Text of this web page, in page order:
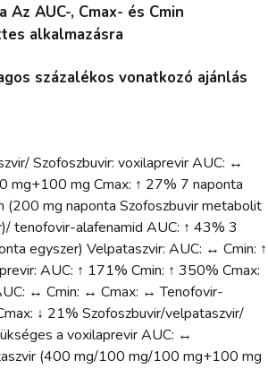
AUC-, Cmax- és Cmin
alkalmazásra
százalékos vonatkozó ajánlás
Szofoszbuvir: voxilaprevir AUC: ↔
mg Cmax: ↑ 27% 7 naponta
(200 mg naponta Szofoszbuvir metabolit
tenofovir-alafenamid AUC: ↑ 43% 3
egyszer) Velpataszvir: AUC: ↔ Cmin: ↑
AUC: ↑ 171% Cmin: ↑ 350% Cmax:
↔ Cmin: ↔ Cmax: ↔ Tenofovir-
↓ 21% Szofoszbuvir/velpataszvir/
a voxilaprevir AUC: ↔
(400 mg/100 mg/100 mg+100 mg